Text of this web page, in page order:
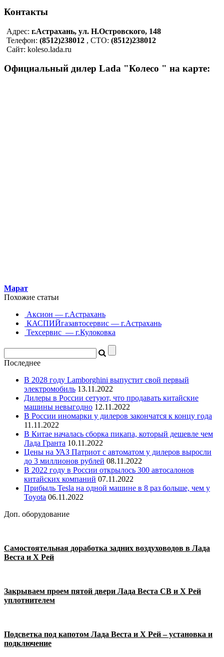
Контакты
Адрес: г.Астрахань, ул. Н.Островского, 148
Телефон: (8512)238012 , СТО: (8512)238012
Сайт: koleso.lada.ru
Официальный дилер Lada "Колесо " на карте:
Марат
Похожие статьи
Аксион — г.Астрахань
КАСПИЙгазавтосервис — г.Астрахань
Техсервис — г.Кулоковка
Последнее
В 2028 году Lamborghini выпустит свой первый
электромобиль 13.11.2022
Дилеры в России сетуют, что продавать китайские
машины невыгодно 12.11.2022
В России иномарки у дилеров закончатся к концу года
11.11.2022
В Китае началась сборка пикапа, который дешевле чем
Лада Гранта 10.11.2022
Цены на УАЗ Патриот с автоматом у дилеров выросли
до 3 миллионов рублей 08.11.2022
В 2022 году в России открылось 300 автосалонов
китайских компаний 07.11.2022
Прибыль Tesla на одной машине в 8 раз больше, чем у
Toyota 06.11.2022
Доп. оборудование
Самостоятельная доработка задних воздуховодов в Лада
Веста и Х Рей
Закрываем проем пятой двери Лада Веста СВ и Х Рей
уплотнителем
Подсветка под капотом Лада Веста и Х Рей – установка и
подключение